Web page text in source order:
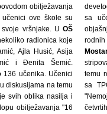
obilježavanja
učenici ove škole su
vršnjake. U OŠ
radionica koje
Ajla Husić, Asija
i Đenita Šemić.
136 učenika. Učenici
diskusijama na temu
svih oblika nasilja i
obilježavanja "16
sa
temu
sa